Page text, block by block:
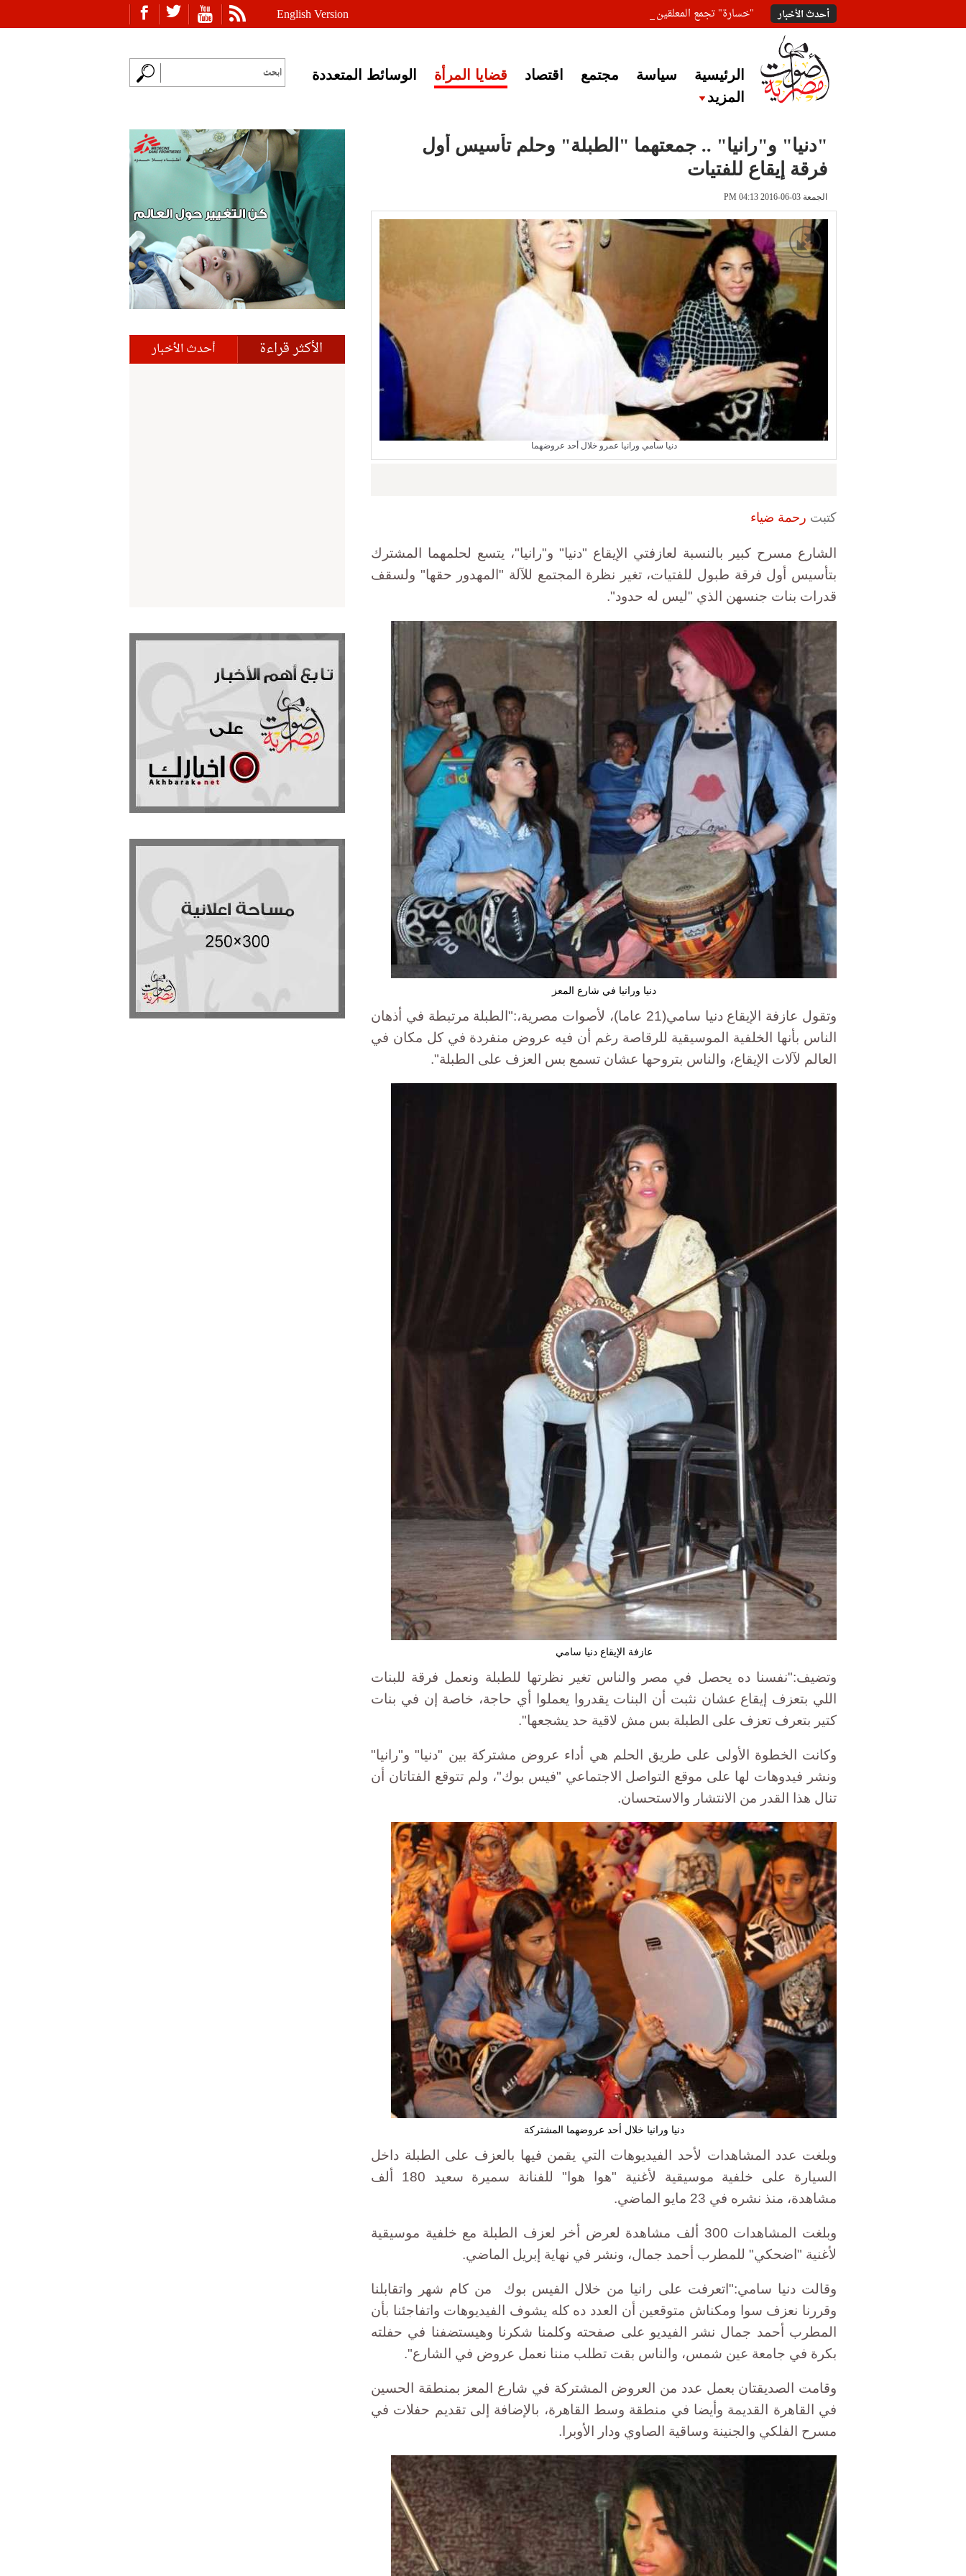
English Version أحدث الأخبار "خسارة" تجمع المعلقين على خبر إغلاق أصوات مصرية
الرئيسية سياسة مجتمع اقتصاد قضايا المرأة
الوسائط المتعددة
المزيد
"دنيا" و"رانيا" .. جمعتهما "الطبلة" وحلم تأسيس أول
فرقة إيقاع للفتيات
الجمعة 03-06-2016 PM 04:13
دنيا سامي ورانيا عمرو خلال أحد عروضهما
كتبت رحمة ضياء
الشارع مسرح كبير بالنسبة لعازفتي الإيقاع "دنيا" و"رانيا"، يتسع لحلمهما المشترك
بتأسيس أول فرقة طبول للفتيات، تغير نظرة المجتمع للآلة "المهدور حقها" ولسقف
قدرات بنات جنسهن الذي "ليس له حدود".
دنيا ورانيا في شارع المعز
وتقول عازفة الإيقاع دنيا سامي(21 عاما)، لأصوات مصرية،:"الطبلة مرتبطة في أذهان
الناس بأنها الخلفية الموسيقية للرقاصة رغم أن فيه عروض منفردة في كل مكان في
العالم لآلات الإيقاع، والناس بتروحها عشان تسمع بس العزف على الطبلة".
عازفة الإيقاع دنيا سامي
وتضيف:"نفسنا ده يحصل في مصر والناس تغير نظرتها للطبلة ونعمل فرقة للبنات
اللي بتعزف إيقاع عشان نثبت أن البنات يقدروا يعملوا أي حاجة، خاصة إن في بنات
كتير بتعرف تعزف على الطبلة بس مش لاقية حد يشجعها".
وكانت الخطوة الأولى على طريق الحلم هي أداء عروض مشتركة بين "دنيا" و"رانيا"
ونشر فيدوهات لها على موقع التواصل الاجتماعي "فيس بوك"، ولم تتوقع الفتاتان أن
تنال هذا القدر من الانتشار والاستحسان.
دنيا ورانيا خلال أحد عروضهما المشتركة
وبلغت عدد المشاهدات لأحد الفيديوهات التي يقمن فيها بالعزف على الطبلة داخل
السيارة على خلفية موسيقية لأغنية "هوا هوا" للفنانة سميرة سعيد 180 ألف
مشاهدة، منذ نشره في 23 مايو الماضي.
وبلغت المشاهدات 300 ألف مشاهدة لعرض أخر لعزف الطبلة مع خلفية موسيقية
لأغنية "اضحكي" للمطرب أحمد جمال، ونشر في نهاية إبريل الماضي.
وقالت دنيا سامي:"اتعرفت على رانيا من خلال الفيس بوك من كام شهر واتقابلنا
وقررنا نعزف سوا ومكناش متوقعين أن العدد ده كله يشوف الفيديوهات واتفاجئنا بأن
المطرب أحمد جمال نشر الفيديو على صفحته وكلمنا شكرنا وهيستضفنا في حفلته
بكرة في جامعة عين شمس، والناس بقت تطلب مننا نعمل عروض في الشارع".
وقامت الصديقتان بعمل عدد من العروض المشتركة في شارع المعز بمنطقة الحسين
في القاهرة القديمة وأيضا في منطقة وسط القاهرة، بالإضافة إلى تقديم حفلات في
مسرح الفلكي والجنينة وساقية الصاوي ودار الأوبرا.
الأكثر قراءة أحدث الأخبار